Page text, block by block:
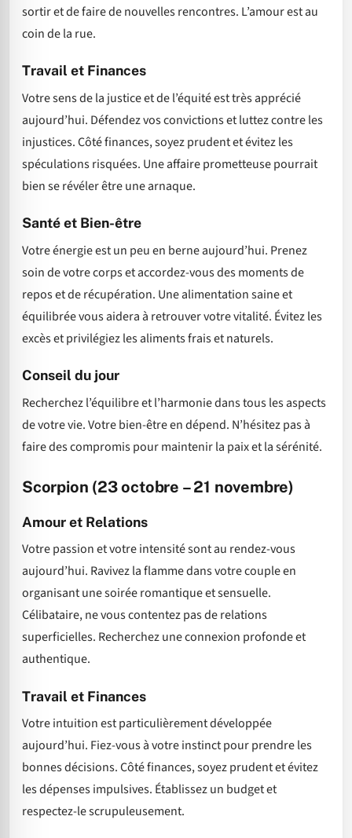
sortir et de faire de nouvelles rencontres. L’amour est au
coin de la rue.
Travail et Finances
Votre sens de la justice et de l’équité est très apprécié
aujourd’hui. Défendez vos convictions et luttez contre les
injustices. Côté finances, soyez prudent et évitez les
spéculations risquées. Une affaire prometteuse pourrait
bien se révéler être une arnaque.
Santé et Bien-être
Votre énergie est un peu en berne aujourd’hui. Prenez
soin de votre corps et accordez-vous des moments de
repos et de récupération. Une alimentation saine et
équilibrée vous aidera à retrouver votre vitalité. Évitez les
excès et privilégiez les aliments frais et naturels.
Conseil du jour
Recherchez l’équilibre et l’harmonie dans tous les aspects
de votre vie. Votre bien-être en dépend. N’hésitez pas à
faire des compromis pour maintenir la paix et la sérénité.
Scorpion (23 octobre – 21 novembre)
Amour et Relations
Votre passion et votre intensité sont au rendez-vous
aujourd’hui. Ravivez la flamme dans votre couple en
organisant une soirée romantique et sensuelle.
Célibataire, ne vous contentez pas de relations
superficielles. Recherchez une connexion profonde et
authentique.
Travail et Finances
Votre intuition est particulièrement développée
aujourd’hui. Fiez-vous à votre instinct pour prendre les
bonnes décisions. Côté finances, soyez prudent et évitez
les dépenses impulsives. Établissez un budget et
respectez-le scrupuleusement.